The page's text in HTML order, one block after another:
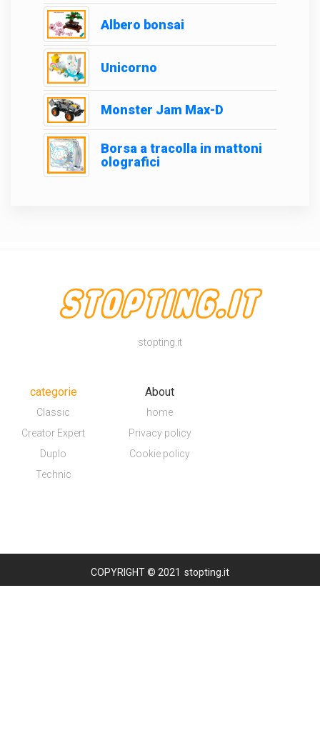
Albero bonsai
Unicorno
Monster Jam Max-D
Borsa a tracolla in mattoni
olografici
stopting.it
categorie
Classic
Creator Expert
Duplo
Technic
About
home
Privacy policy
Cookie policy
COPYRIGHT © 2021 stopting.it